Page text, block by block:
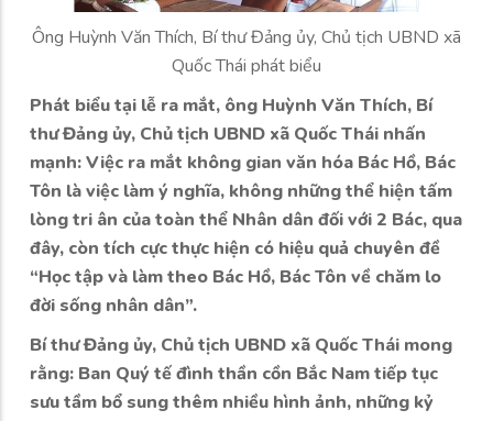
Ông Huỳnh Văn Thích, Bí thư Đảng ủy, Chủ tịch UBND xã
Quốc Thái phát biểu
Phát biểu tại lễ ra mắt, ông Huỳnh Văn Thích, Bí
thư Đảng ủy, Chủ tịch UBND xã Quốc Thái nhấn
mạnh: Việc ra mắt không gian văn hóa Bác Hồ, Bác
Tôn là việc làm ý nghĩa, không những thể hiện tấm
lòng tri ân của toàn thể Nhân dân đối với 2 Bác, qua
đây, còn tích cực thực hiện có hiệu quả chuyên đề
“Học tập và làm theo Bác Hồ, Bác Tôn về chăm lo
đời sống nhân dân”.
Bí thư Đảng ủy, Chủ tịch UBND xã Quốc Thái mong
rằng: Ban Quý tế đình thần cồn Bắc Nam tiếp tục
sưu tầm bổ sung thêm nhiều hình ảnh, những kỷ